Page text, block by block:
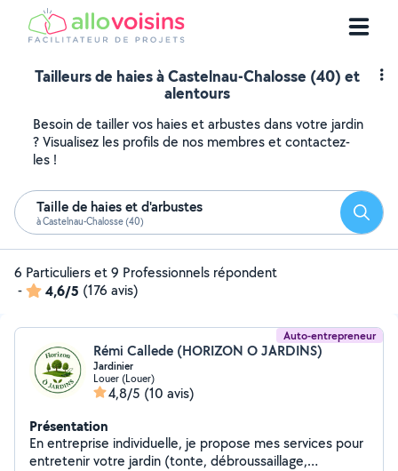
Tailleurs de haies à Castelnau-Chalosse (40) et
alentours
Besoin de tailler vos haies et arbustes dans votre jardin
? Visualisez les profils de nos membres et contactez-
les !
Taille de haies et d'arbustes
à Castelnau-Chalosse (40)
6 Particuliers et 9 Professionnels répondent
-
4,6/5 (176 avis)
Auto-entrepreneur
Rémi Callede (HORIZON O JARDINS)
Jardinier
Louer (Louer)
4,8/5 (10 avis)
Présentation
En entreprise individuelle, je propose mes services pour
entretenir votre jardin (tonte, débroussaillage,